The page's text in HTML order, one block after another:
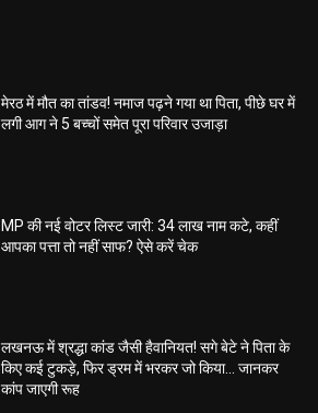
मेरठ में मौत का तांडव! नमाज पढ़ने गया था पिता, पीछे घर में
लगी आग ने 5 बच्चों समेत पूरा परिवार उजाड़ा
MP की नई वोटर लिस्ट जारी: 34 लाख नाम कटे, कहीं
आपका पत्ता तो नहीं साफ? ऐसे करें चेक
लखनऊ में श्रद्धा कांड जैसी हैवानियत! सगे बेटे ने पिता के
किए कई टुकड़े, फिर ड्रम में भरकर जो किया… जानकर
कांप जाएगी रूह